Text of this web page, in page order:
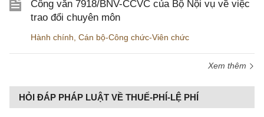
Công văn 7918/BNV-CCVC của Bộ Nội vụ về việc
trao đổi chuyên môn
Hành chính Cán bộ-Công chức-Viên chức
Xem thêm
HỎI ĐÁP PHÁP LUẬT VỀ THUẾ-PHÍ-LỆ PHÍ